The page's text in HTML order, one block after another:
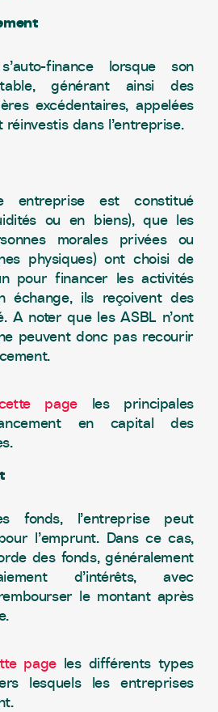
finance lorsque son
générant ainsi des
excédentaires, appelées
dans l’entreprise.
entreprise est constitué
ou en biens), que les
morales privées ou
physiques) ont choisi de
pour financer les activités
échange, ils reçoivent des
A noter que les ASBL n’ont
peuvent donc pas recourir
page les principales
en capital des
fonds, l’entreprise peut
l’emprunt. Dans ce cas,
des fonds, généralement
d’intérêts, avec
le montant après
pageles différents types
lesquels les entreprises